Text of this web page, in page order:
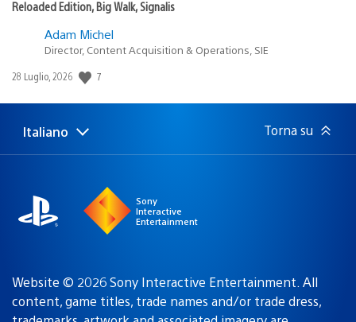
Reloaded Edition, Big Walk, Signalis
Adam Michel
Director, Content Acquisition & Operations, SIE
Data
pubblicazione:
28 Luglio, 2026 7
Seleziona
una
Regione
attuale:
Italiano Torna su
Sony
Interactive
Entertainment
Website © 2026 Sony Interactive Entertainment. All
content, game titles, trade names and/or trade dress,